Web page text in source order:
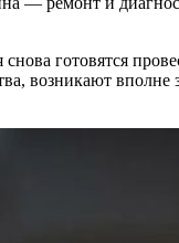
готовятся
возникают вполне